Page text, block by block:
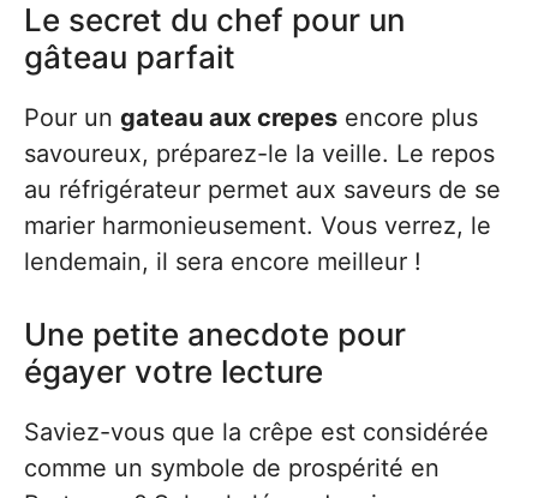
Le secret du chef pour un
gâteau parfait
Pour un gateau aux crepes encore plus
savoureux, préparez-le la veille. Le repos
au réfrigérateur permet aux saveurs de se
marier harmonieusement. Vous verrez, le
lendemain, il sera encore meilleur !
Une petite anecdote pour
égayer votre lecture
Saviez-vous que la crêpe est considérée
comme un symbole de prospérité en